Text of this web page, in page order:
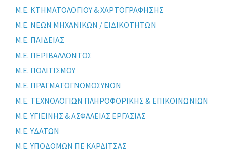
Μ.Ε. ΚΤΗΜΑΤΟΛΟΓΙΟΥ & ΧΑΡΤΟΓΡΑΦΗΣΗΣ
Μ.Ε. ΝΕΩΝ ΜΗΧΑΝΙΚΩΝ / ΕΙΔΙΚΟΤΗΤΩΝ
Μ.Ε. ΠΑΙΔΕΙΑΣ
Μ.Ε. ΠΕΡΙΒΑΛΛΟΝΤΟΣ
Μ.Ε. ΠΟΛΙΤΙΣΜΟΥ
Μ.Ε. ΠΡΑΓΜΑΤΟΓΝΩΜΟΣΥΝΩΝ
Μ.Ε. ΤΕΧΝΟΛΟΓΙΩΝ ΠΛΗΡΟΦΟΡΙΚΗΣ & ΕΠΙΚΟΙΝΩΝΙΩΝ
Μ.Ε. ΥΓΙΕΙΝΗΣ & ΑΣΦΑΛΕΙΑΣ ΕΡΓΑΣΙΑΣ
Μ.Ε. ΥΔΑΤΩΝ
Μ.Ε. ΥΠΟΔΟΜΩΝ ΠΕ ΚΑΡΔΙΤΣΑΣ